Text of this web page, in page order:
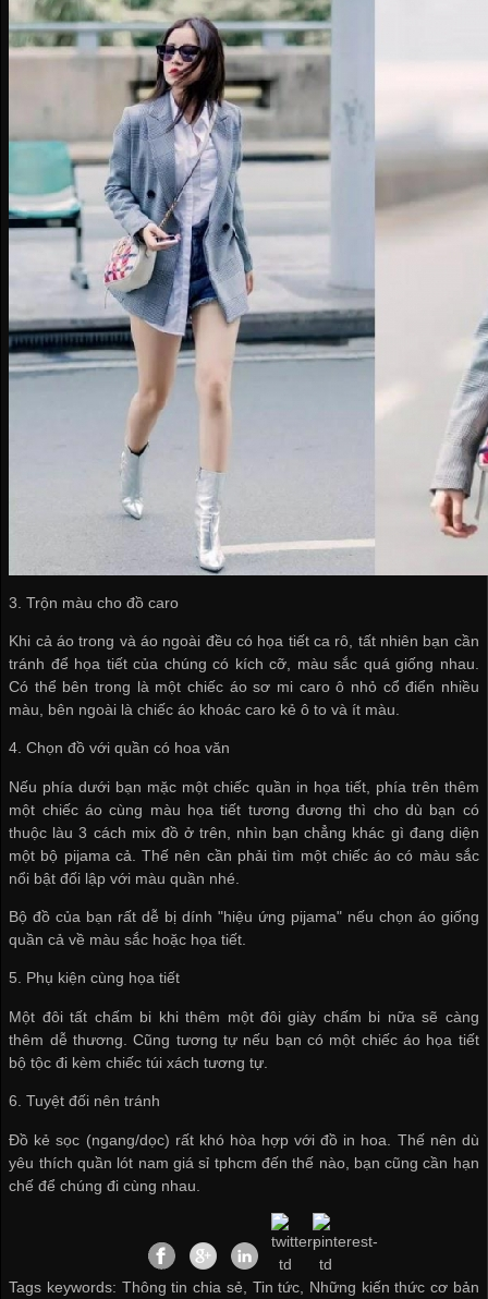
3. Trộn màu cho đồ caro
Khi cả áo trong và áo ngoài đều có họa tiết ca rô, tất nhiên bạn cần
tránh để họa tiết của chúng có kích cỡ, màu sắc quá giống nhau.
Có thể bên trong là một chiếc áo sơ mi caro ô nhỏ cổ điển nhiều
màu, bên ngoài là chiếc áo khoác caro kẻ ô to và ít màu.
4. Chọn đồ với quần có hoa văn
Nếu phía dưới bạn mặc một chiếc quần in họa tiết, phía trên thêm
một chiếc áo cùng màu họa tiết tương đương thì cho dù bạn có
thuộc làu 3 cách mix đồ ở trên, nhìn bạn chẳng khác gì đang diện
một bộ pijama cả. Thế nên cần phải tìm một chiếc áo có màu sắc
nổi bật đối lập với màu quần nhé.
Bộ đồ của bạn rất dễ bị dính "hiệu ứng pijama" nếu chọn áo giống
quần cả về màu sắc hoặc họa tiết.
5. Phụ kiện cùng họa tiết
Một đôi tất chấm bi khi thêm một đôi giày chấm bi nữa sẽ càng
thêm dễ thương. Cũng tương tự nếu bạn có một chiếc áo họa tiết
bộ tộc đi kèm chiếc túi xách tương tự.
6. Tuyệt đối nên tránh
Đồ kẻ sọc (ngang/dọc) rất khó hòa hợp với đồ in hoa. Thế nên dù
yêu thích quần lót nam giá sỉ tphcm đến thế nào, bạn cũng cần hạn
chế để chúng đi cùng nhau.
Tags keywords: Thông tin chia sẻ, Tin tức, Những kiến thức cơ bản